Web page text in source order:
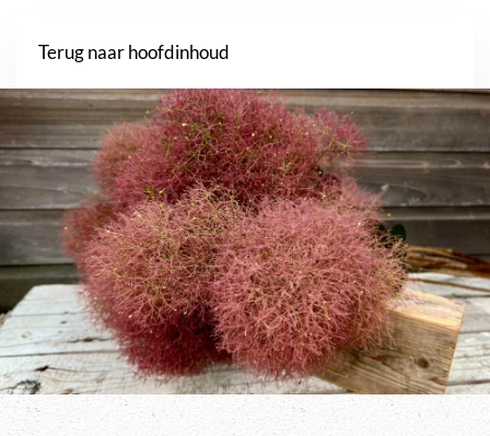
Terug naar hoofdinhoud